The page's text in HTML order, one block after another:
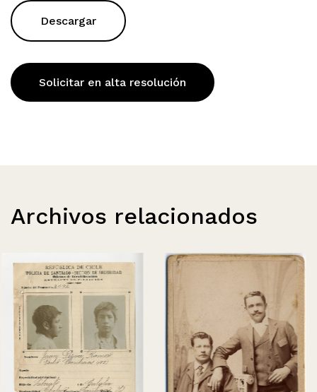
Descargar
Solicitar en alta resolución
Archivos relacionados